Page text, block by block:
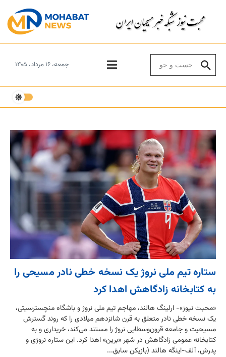
جمعه، ۱۶ مرداد، ۱۴۰۵
ستاره تیم ملی نروژ یک نسخه خطی نادر مسیحی را
به کتابخانه زادگاهش اهدا کرد
«محبت نیوز»- ارلینگ هالند، مهاجم تیم ملی نروژ و باشگاه منچسترسیتی،
یک نسخه خطی نادر متعلق به قرن شانزدهم میلادی را که روند گسترش
مسیحیت و جامعه قرون‌وسطایی نروژ را مستند می‌کند، خریداری و به
کتابخانه عمومی زادگاهش در شهر «برین» اهدا کرد. این ستاره نروژی و
پدرش، آلف-اینگه هالند (بازیکن سابق...